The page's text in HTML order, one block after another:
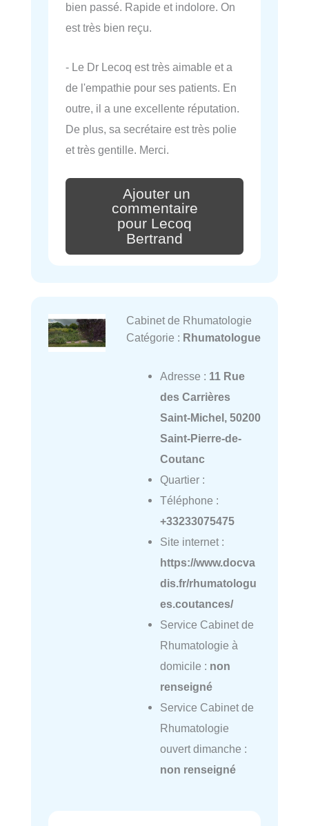
bien passé. Rapide et indolore. On
est très bien reçu.
- Le Dr Lecoq est très aimable et a
de l'empathie pour ses patients. En
outre, il a une excellente réputation.
De plus, sa secrétaire est très polie
et très gentille. Merci.
Ajouter un
commentaire
pour Lecoq
Bertrand
Cabinet de Rhumatologie
Catégorie : Rhumatologue
Adresse : 11 Rue
des Carrières
Saint-Michel, 50200
Saint-Pierre-de-
Coutanc
Quartier :
Téléphone :
+33233075475
Site internet :
https://www.docva
dis.fr/rhumatologu
es.coutances/
Service Cabinet de
Rhumatologie à
domicile : non
renseigné
Service Cabinet de
Rhumatologie
ouvert dimanche :
non renseigné